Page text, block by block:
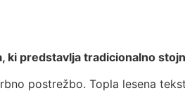
ki predstavlja tradicionalno
postrežbo. Topla lesena